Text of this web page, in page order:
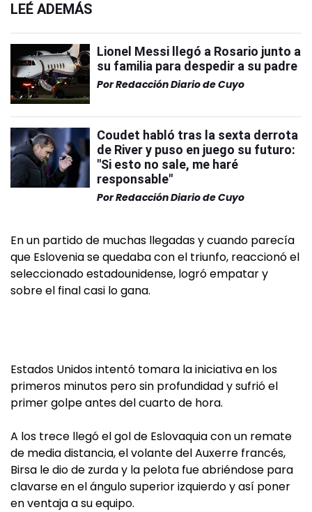
LEÉ ADEMÁS
Lionel Messi llegó a Rosario junto a
su familia para despedir a su padre
PorRedacción Diario de Cuyo
Coudet habló tras la sexta derrota
de River y puso en juego su futuro:
"Si esto no sale, me haré
responsable"
PorRedacción Diario de Cuyo
En un partido de muchas llegadas y cuando parecía
que Eslovenia se quedaba con el triunfo, reaccionó el
seleccionado estadounidense, logró empatar y
sobre el final casi lo gana.
Estados Unidos intentó tomara la iniciativa en los
primeros minutos pero sin profundidad y sufrió el
primer golpe antes del cuarto de hora.
A los trece llegó el gol de Eslovaquia con un remate
de media distancia, el volante del Auxerre francés,
Birsa le dio de zurda y la pelota fue abriéndose para
clavarse en el ángulo superior izquierdo y así poner
en ventaja a su equipo.